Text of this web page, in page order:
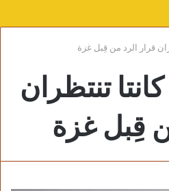
قرار الرد من قِبل غزة
تنتظران
قِبل غزة